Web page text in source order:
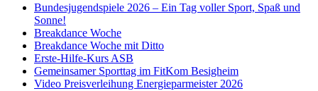
Bundesjugendspiele 2026 – Ein Tag voller Sport, Spaß und
Sonne!
Breakdance Woche
Breakdance Woche mit Ditto
Erste-Hilfe-Kurs ASB
Gemeinsamer Sporttag im FitKom Besigheim
Video Preisverleihung Energieparmeister 2026